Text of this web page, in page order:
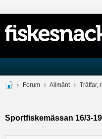
Forum Allmänt Träffar,
Sportfiskemässan 16/3-